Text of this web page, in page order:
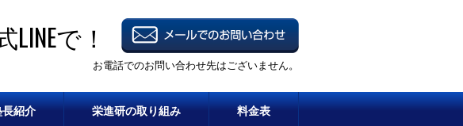
で！
お電話でのお問い合わせ先はございません。
長紹介 栄進研の取り組み 料金表